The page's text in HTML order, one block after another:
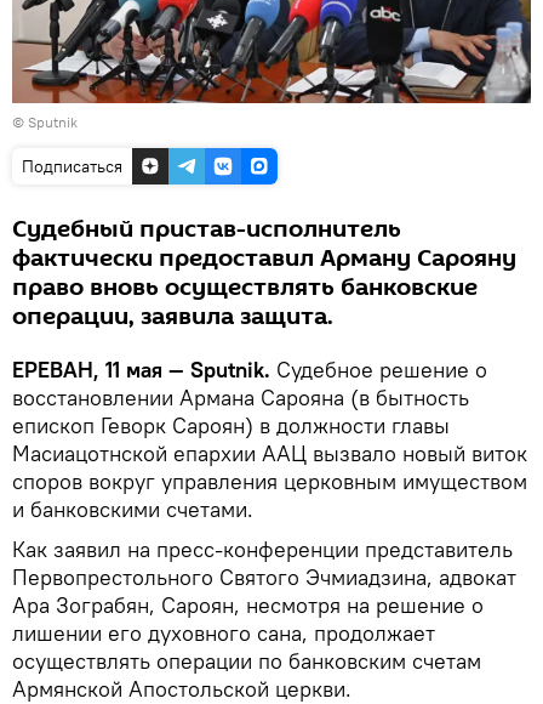
© Sputnik
Подписаться
Судебный пристав-исполнитель
фактически предоставил Арману Сарояну
право вновь осуществлять банковские
операции, заявила защита.
ЕРЕВАН, 11 мая — Sputnik. Судебное решение о
восстановлении Армана Сарояна (в бытность
епископ Геворк Сароян) в должности главы
Масиацотнской епархии ААЦ вызвало новый виток
споров вокруг управления церковным имуществом
и банковскими счетами.
Как заявил на пресс-конференции представитель
Первопрестольного Святого Эчмиадзина, адвокат
Ара Зограбян, Сароян, несмотря на решение о
лишении его духовного сана, продолжает
осуществлять операции по банковским счетам
Армянской Апостольской церкви.